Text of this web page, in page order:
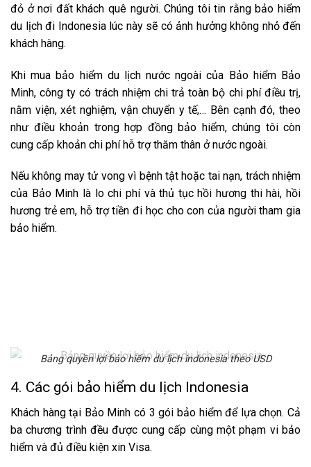
đỏ ở nơi đất khách quê người. Chúng tôi tin rằng bảo hiểm
du lịch đi Indonesia lúc này sẽ có ảnh hưởng không nhỏ đến
khách hàng.
Khi mua bảo hiểm du lịch nước ngoài của Bảo hiểm Bảo
Minh, công ty có trách nhiệm chi trả toàn bộ chi phí điều trị,
nằm viện, xét nghiệm, vận chuyển y tế,… Bên cạnh đó, theo
như điều khoản trong hợp đồng bảo hiểm, chúng tôi còn
cung cấp khoản chi phí hỗ trợ thăm thân ở nước ngoài.
Nếu không may tử vong vì bệnh tật hoặc tai nạn, trách nhiệm
của Bảo Minh là lo chi phí và thủ tục hồi hương thi hài, hồi
hương trẻ em, hỗ trợ tiền đi học cho con của người tham gia
bảo hiểm.
Bảng quyền lợi bảo hiểm du lịch indonesia theo USD
4. Các gói bảo hiểm du lịch Indonesia
Khách hàng tại Bảo Minh có 3 gói bảo hiểm để lựa chọn. Cả
ba chương trình đều được cung cấp cùng một phạm vi bảo
hiểm và đủ điều kiện xin Visa.